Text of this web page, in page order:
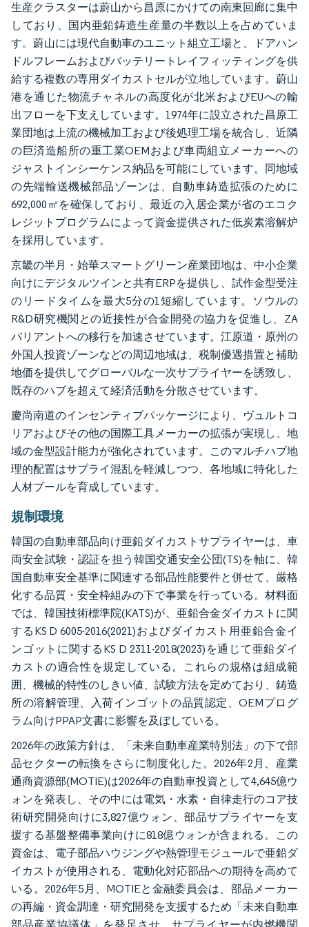
生産クラスターは蔚山から昌原にかけての南東回廊に集中
しており、国内亜鉛鋳造生産量の半数以上を占めていま
す。蔚山には現代自動車のユニット組立工場と、ドアハン
ドルフレームおよびバッテリートレイフィッティングを供
給する複数の専用ダイカストセルが立地しています。蔚山
港を通じた物流チャネルの高度化が北米およびEUへの輸
出フローを下支えしています。1974年に設立された昌原工
業団地は上流の機械加工および後処理工場を統合し、近隣
の巨済造船所の重工業OEMおよび車両組立メーカーへの
ジャストインシーケンス納品を可能にしています。同地域
の先端輸送機械部品ゾーンは、自動車鋳造拡張のために
692,000㎡を確保しており、最近の入居企業が省のエコク
レジットプログラムによって資金提供された低炭素溶解炉
を採用しています。
京畿の半月・始華スマートグリーン産業団地は、中小企業
向けにデジタルツインと共有ERPを提供し、試作金型受注
のリードタイムを最大5分の1短縮しています。ソウルの
R&D研究機関との近接性が合金開発の協力を促進し、ZA
バリアントへの移行を加速させています。江原道・原州の
外国人投資ゾーンなどの周辺地域は、税制優遇措置と補助
地価を提供してグローバルな一次サプライヤーを誘致し、
既存のハブを超えて経済活動を分散させています。
慶尚南道のインセンティブパッケージにより、ヴュルトコ
リアおよびその他の国際工具メーカーの拡張が実現し、地
域の金型設計能力が強化されています。このマルチハブ地
理的配置はサプライ混乱を軽減しつつ、各地域に特化した
人材プールを育成しています。
規制環境
韓国の自動車部品向け亜鉛ダイカストサプライヤーは、車
両安全試験・認証を担う韓国交通安全公団(TS)を軸に、韓
国自動車安全基準に関連する部品性能要件と併せて、厳格
化する品質・安全枠組みの下で事業を行っている。材料面
では、韓国技術標準院(KATS)が、亜鉛合金ダイカストに関
するKS D 6005-2016(2021)およびダイカスト用亜鉛合金イ
ンゴットに関するKS D 2311-2018(2023)を通じて亜鉛ダイ
カストの適合性を規定している。これらの規格は組成範
囲、機械的特性のしきい値、試験方法を定めており、鋳造
所の溶解管理、入荷インゴットの品質認定、OEMプログ
ラム向けPPAP文書に影響を及ぼしている。
2026年の政策方針は、「未来自動車産業特別法」の下で部
品セクターの転換をさらに制度化した。2026年2月、産業
通商資源部(MOTIE)は2026年の自動車投資として4,645億ウ
ォンを発表し、その中には電気・水素・自律走行のコア技
術研究開発向けに3,827億ウォン、部品サプライヤーを支
援する基盤整備事業向けに818億ウォンが含まれる。この
資金は、電子部品ハウジングや熱管理モジュールで亜鉛ダ
イカストが使用される、電動化対応部品への期待を高めて
いる。2026年5月、MOTIEと金融委員会は、部品メーカー
の再編・資金調達・研究開発を支援するため「未来自動車